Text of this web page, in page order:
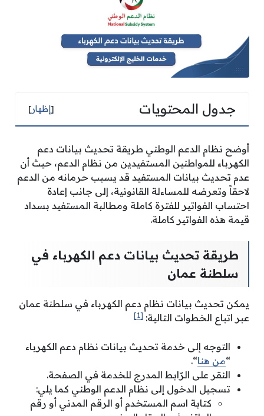
جدول المحتويات [إظهار]
أوضح نظام الدعم الوطني طريقة تحديث بيانات دعم
الكهرباء للمواطنين المستفيدين من نظام الدعم، حيث أن
عدم تحديث بيانات المستفيد قد يسبب حرمانه من الدعم
لاحقاً وتعرضه للمساءلة القانونية، إلى جانب إعادة
احتساب الفواتير للفترة كاملة ومطالبة المستفيد بسداد
قيمة هذه الفواتير كاملة.
طريقة تحديث بيانات دعم الكهرباء في
سلطنة عمان
يمكن تحديث بيانات نظام دعم الكهرباء في سلطنة عمان
عبر اتباع الخطوات التالية: [1]
التوجه إلى خدمة تحديث بيانات نظام دعم الكهرباء
“من هنا“.
النقر على الرّابط المدرج للخدمة في الصفحة.
تسجيل الدخول إلى نظام الدعم الوطني كما يلي:
كتابة اسم المستخدم أو الرقم المدني أو رقم